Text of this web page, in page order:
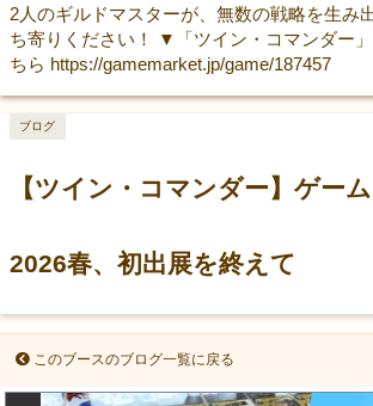
2人のギルドマスターが、無数の戦略を生み
ち寄りください！ ▼「ツイン・コマンダー
ちら https://gamemarket.jp/game/187457
【ツイン・コマンダー】ゲー
2026春、初出展を終えて
ブログ
このブースのブログ一覧に戻る